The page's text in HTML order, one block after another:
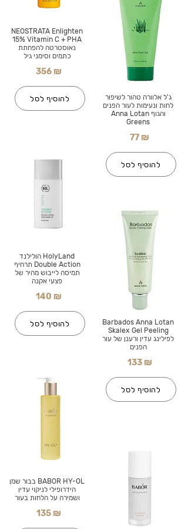
NEOSTRATA Enlighten
15% Vitamin C + PHA
נאוסטרטה להפחתת
כתמים וסימני גיל
356 ₪
להוסיף לסל
HolyLand הולילנד
Double Action תרחיף
תמיסה לייבוש מהיר של
פצעי אקנה
140 ₪
להוסיף לסל
BABOR HY-OL בבור שמן
הידרופילי לניקוי עדין
ושמירה על הלחות בעור
135 ₪
ג'ל אלוורה טהור לשיפור
לחות ונעימות לעור הפנים
והגוף Anna Lotan
Greens
77 ₪
להוסיף לסל
Barbados Anna Lotan
Skalex Gel Peeling
לפילינג עדין ורענן של עור
הפנים
133 ₪
להוסיף לסל